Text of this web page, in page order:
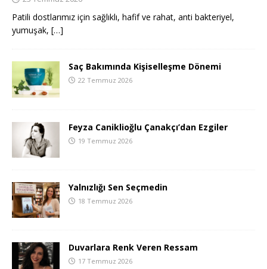
Patili dostlarımız için sağlıklı, hafif ve rahat, anti bakteriyel,
yumuşak, […]
Saç Bakımında Kişiselleşme Dönemi
22 Temmuz 2026
Feyza Caniklioğlu Çanakçı’dan Ezgiler
19 Temmuz 2026
Yalnızlığı Sen Seçmedin
18 Temmuz 2026
Duvarlara Renk Veren Ressam
17 Temmuz 2026